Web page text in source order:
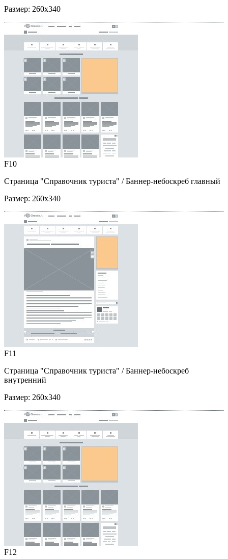
Размер: 260x340
F10
Страница "Справочник туриста" / Баннер-небоскреб главный
Размер: 260x340
F11
Страница "Справочник туриста" / Баннер-небоскреб
внутренний
Размер: 260x340
F12